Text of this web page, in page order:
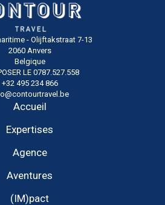
- Olijftakstraat 7-13
2060 Anvers
Belgique
LE 0787.527.558
+32 495 234 866
Accueil
Expertises
Agence
Aventures
(IM)pact